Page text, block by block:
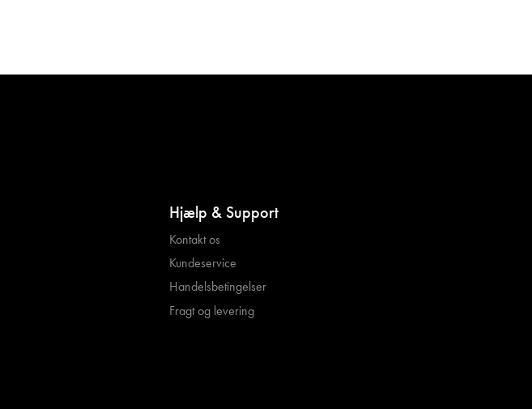
Hjælp & Support
Kontakt os
Kundeservice
Handelsbetingelser
Fragt og levering